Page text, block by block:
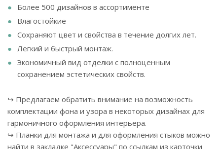
Более 500 дизайнов в ассортименте
Влагостойкие
Сохраняют цвет и свойства в течение долгих лет.
Легкий и быстрый монтаж.
Экономичный вид отделки с полноценным
сохранением эстетических свойств.
↪ Предлагаем обратить внимание на возможность
комплектации фона и узора в некоторых дизайнах для
гармоничного оформления интерьера.
↪ Планки для монтажа и для оформления стыков можно
найти в закладке "Аксессуары" по ссылкам из карточки